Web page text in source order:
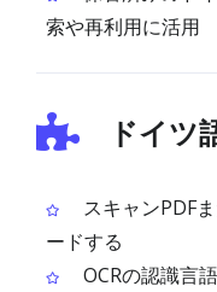
索や再利用に活用
ドイツ
スキャンPDF
ードする
OCRの認識言